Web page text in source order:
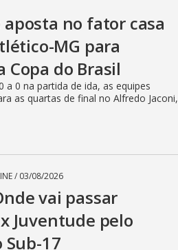
no fator casa
MG para
Copa do Brasil
a 0 na partida de ida, as equipes
as quartas de final no Alfredo Jaconi,
/ 03/08/2026
vai passar
Juventude pelo
Sub-17